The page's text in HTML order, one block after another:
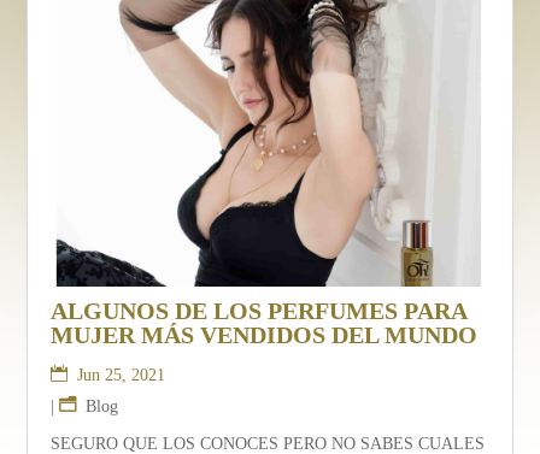
ALGUNOS DE LOS PERFUMES PARA
MUJER MÁS VENDIDOS DEL MUNDO
Jun 25, 2021
|
Blog
SEGURO QUE LOS CONOCES PERO NO SABES CUALES